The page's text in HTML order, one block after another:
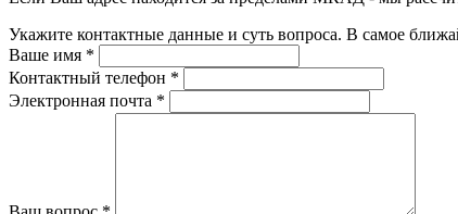
Укажите контактные данные и суть вопроса. В самое
Ваше имя *
Контактный телефон *
Электронная почта *